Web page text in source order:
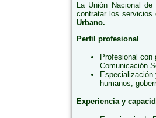
La Unión Nacional
contratar los servicios
Urbano.
Perfil profesional
Profesional
Comunicación
humanos,
Experiencia y